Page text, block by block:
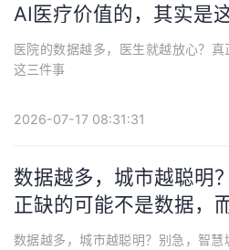
AI医疗价值的，其实是
医院的数据越多，医生就越放心？
这三件事
2026-07-17 08:31:31
数据越多，城市越聪明
正缺的可能不是数据，
数据越多，城市越聪明？别急，智慧